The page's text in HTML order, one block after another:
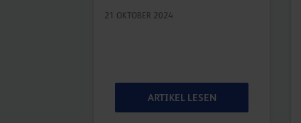
21 OKTOBER 2024
ARTIKEL LESEN